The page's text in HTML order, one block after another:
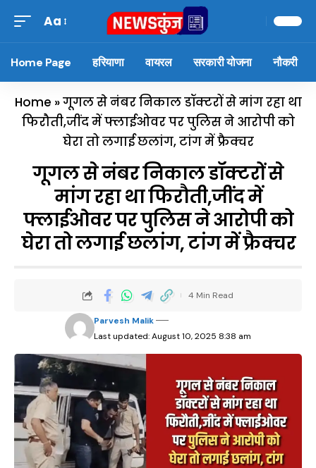
Aa
Home Page हरियाणा वायरल सरकारी योजना नौकरी
Home »गूगल से नंबर निकाल डॉक्टरों से मांग रहा था
फिरौती,जींद में फ्लाईओवर पर पुलिस ने आरोपी को
घेरा तो लगाई छलांग, टांग में फ्रैक्चर
गूगल से नंबर निकाल डॉक्टरों से
मांग रहा था फिरौती,जींद में
फ्लाईओवर पर पुलिस ने आरोपी को
घेरा तो लगाई छलांग, टांग में फ्रैक्चर
Last updated: August 10, 2025 8:38 am
Parvesh Malik
4 Min Read